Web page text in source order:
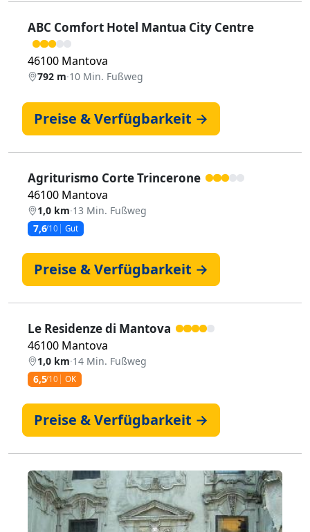
ABC Comfort Hotel Mantua City Centre
46100 Mantova
792 m·10 Min. Fußweg
Preise & Verfügbarkeit →
Agriturismo Corte Trincerone
46100 Mantova
1,0 km·13 Min. Fußweg
7,6/10 Gut
Preise & Verfügbarkeit →
Le Residenze di Mantova
46100 Mantova
1,0 km·14 Min. Fußweg
6,5/10 OK
Preise & Verfügbarkeit →